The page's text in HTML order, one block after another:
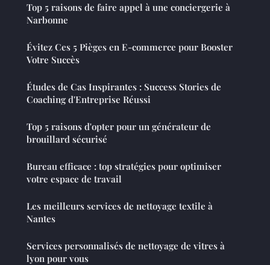
Top 5 raisons de faire appel à une conciergerie à
Narbonne
Évitez Ces 5 Pièges en E-commerce pour Booster
Votre Succès
Études de Cas Inspirantes : Success Stories de
Coaching d'Entreprise Réussi
Top 5 raisons d'opter pour un générateur de
brouillard sécurisé
Bureau efficace : top stratégies pour optimiser
votre espace de travail
Les meilleurs services de nettoyage textile à
Nantes
Services personnalisés de nettoyage de vitres à
lyon pour vous